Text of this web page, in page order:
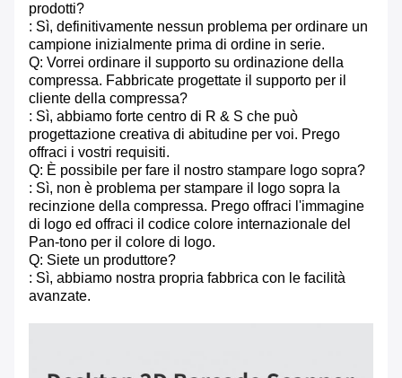
prodotti?
: Sì, definitivamente nessun problema per ordinare un
campione inizialmente prima di ordine in serie.
Q: Vorrei ordinare il supporto su ordinazione della
compressa. Fabbricate progettate il supporto per il
cliente della compressa?
: Sì, abbiamo forte centro di R & S che può
progettazione creativa di abitudine per voi. Prego
offraci i vostri requisiti.
Q: È possibile per fare il nostro stampare logo sopra?
: Sì, non è problema per stampare il logo sopra la
recinzione della compressa. Prego offraci l'immagine
di logo ed offraci il codice colore internazionale del
Pan-tono per il colore di logo.
Q: Siete un produttore?
: Sì, abbiamo nostra propria fabbrica con le facilità
avanzate.